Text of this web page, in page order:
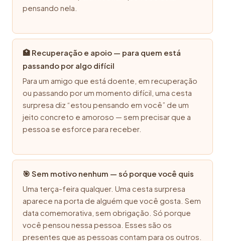
pensando nela.
🏥 Recuperação e apoio — para quem está
passando por algo difícil
Para um amigo que está doente, em recuperação
ou passando por um momento difícil, uma cesta
surpresa diz “estou pensando em você” de um
jeito concreto e amoroso — sem precisar que a
pessoa se esforce para receber.
🎯 Sem motivo nenhum — só porque você quis
Uma terça-feira qualquer. Uma cesta surpresa
aparece na porta de alguém que você gosta. Sem
data comemorativa, sem obrigação. Só porque
você pensou nessa pessoa. Esses são os
presentes que as pessoas contam para os outros.